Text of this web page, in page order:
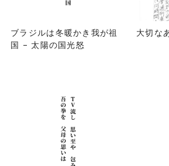
ブラジルは冬暖かき我が祖
国 – 太陽の国光怒
大切な